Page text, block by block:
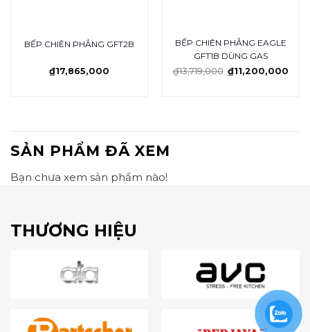
BẾP CHIÊN PHẲNG GFT2B
₫17,865,000
BẾP CHIÊN PHẲNG EAGLE
GFT1B DÙNG GAS
₫13,719,000 ₫11,200,000
SẢN PHẨM ĐÃ XEM
Bạn chưa xem sản phẩm nào!
THƯƠNG HIỆU